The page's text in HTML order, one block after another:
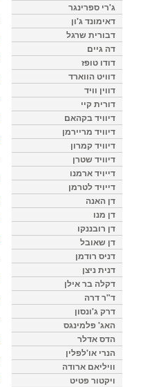
ג'רי ספרינגר
דאימונד ג'ון
דבורית שרגל
דה גיים
דודו טופז
דוויט הווארד
דווין וויד
דורית קיי
דיוויד בקהאם
דיוויד מריירמן
דיוויד קמרון
דיוויד שטרן
דייויד ארמנו
דייויד לטרמן
דן האנה
דן מנו
דן רובננקו
דן שאובל
דניס רודמן
דנית ניצן
דקלה בר אילן
ד"ר דרה
דרק ג'ונסון
האג' פלמינגס
הדס אדלר
הנרי או'לפלין
וויליאם ארודה
ויקטור פטיט